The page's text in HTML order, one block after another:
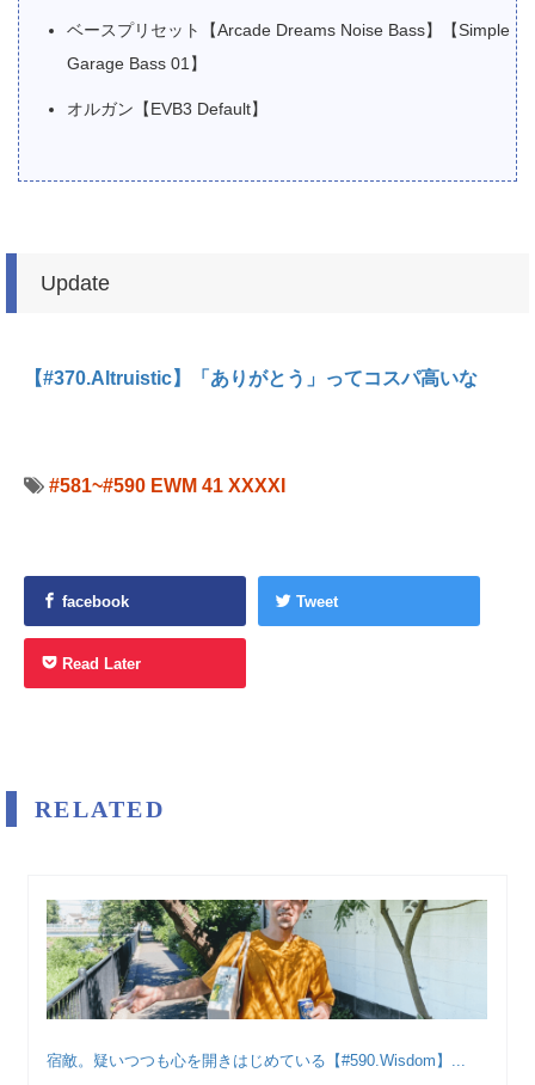
ベースプリセット【Arcade Dreams Noise Bass】【Simple
Garage Bass 01】
オルガン【EVB3 Default】
Update
【#370.Altruistic】「ありがとう」ってコスパ高いな
#581~#590 EWM 41 XXXXI
facebook Tweet
Read Later
RELATED
宿敵。疑いつつも心を開きはじめている【#590.Wisdom】...